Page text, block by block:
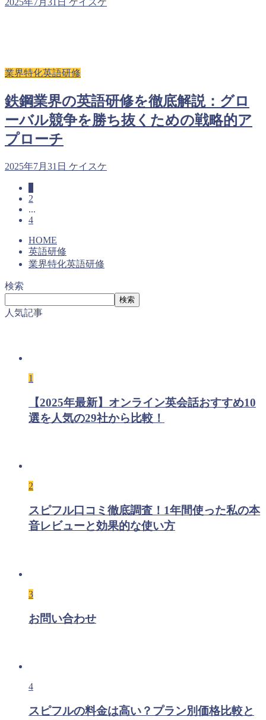
2025年7月31日 ケイスケ
業界特化英語研修
鉄鋼業界の英語研修を徹底解説：グロ
ーバル競争を勝ち抜くための戦略的ア
プローチ
2025年7月31日 ケイスケ
2
...
4
HOME
英語研修
業界特化英語研修
検索
検索
人気記事
1
【2025年最新】オンライン英会話おすすめ10
選を人気の29社から比較！
2
スピフル口コミ徹底調査！1年間使った私の本
音レビューと効果的な使い方
3
お問い合わせ
4
スピフルの料金は高い？プラン別価格比較と